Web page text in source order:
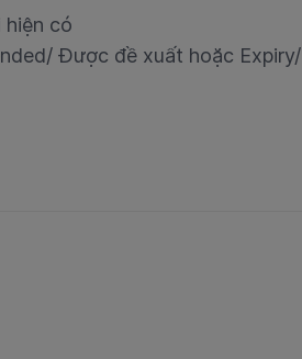
có
Được đề xuất hoặc Expiry/